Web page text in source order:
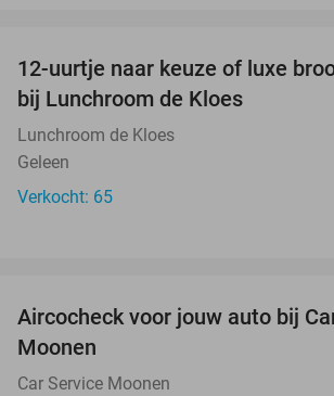
12-uurtje naar keuze of luxe
bij Lunchroom de Kloes
Lunchroom de Kloes
Geleen
Verkocht: 65
Aircocheck voor jouw auto bij
Moonen
Car Service Moonen